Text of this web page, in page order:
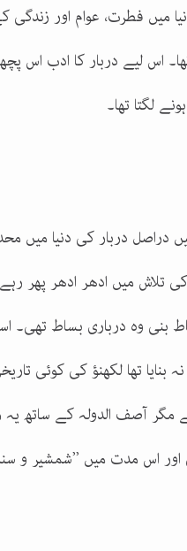
میں فطرت، عوام اور
اس لیے دربار کا ادب اس
لگتا تھا۔
دراصل دربار کی دنیا
تلاش میں ادھر ادھر پھر
بنی وہ درباری بساط
بنایا تھا لکھنؤ کی کوئی
مگر آصف الدولہ کے ساتھ یہ
اس مدت میں ’’شمشیر و